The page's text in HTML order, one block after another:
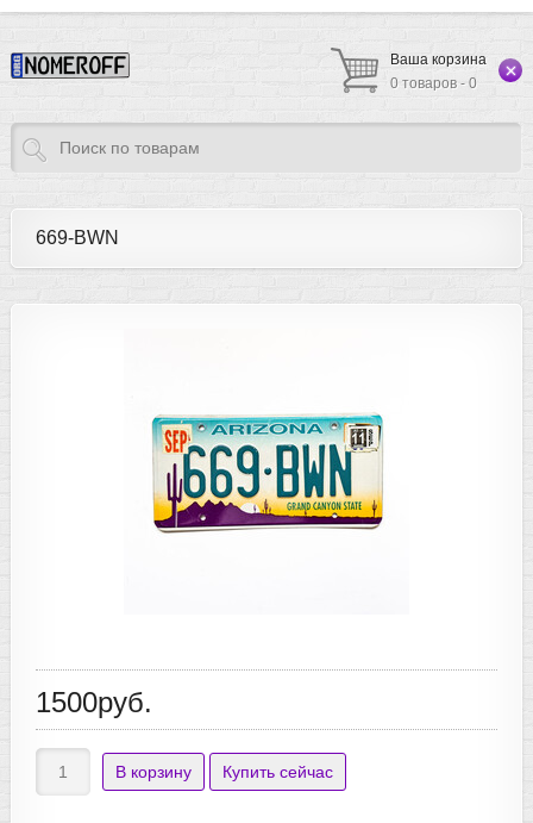
Ваша корзина
0 товаров - 0
669-BWN
1500руб.